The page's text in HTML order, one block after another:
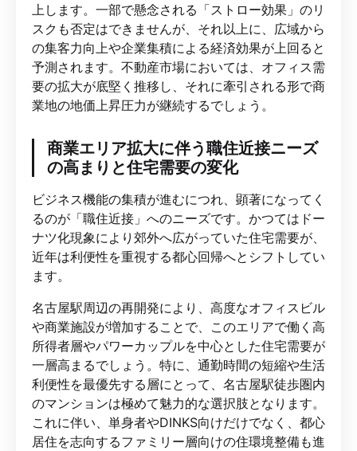
上します。一部で懸念される「ストロー効果」のリ
スクも否定はできませんが、それ以上に、広域から
の集客力向上や企業集積による経済効果が上回ると
予測されます。不動産市場においては、オフィス需
要の拡大が底堅く推移し、それに牽引される形で商
業地の地価上昇圧力が継続するでしょう。
商業エリア拡大に伴う職住近接ニーズ
の高まりと住宅需要の変化
ビジネス機能の集積が進むにつれ、顕著になってく
るのが「職住近接」へのニーズです。かつてはドー
ナツ化現象により郊外へ広がっていた住宅需要が、
近年は利便性を重視する都心回帰へとシフトしてい
ます。
名古屋駅周辺の再開発により、高度なオフィスビル
や商業施設が増加することで、このエリアで働く高
所得者層やパワーカップルを中心とした住宅需要が
一層高まるでしょう。特に、通勤時間の短縮や生活
利便性を最優先する層にとって、名古屋駅徒歩圏内
のマンションは極めて魅力的な選択肢となります。
これに伴い、単身者やDINKS向けだけでなく、都心
居住を志向するファミリー層向けの住環境整備も進